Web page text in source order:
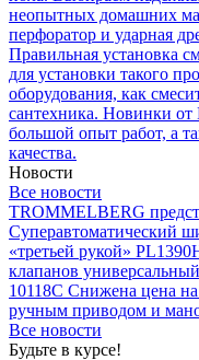
неопытных домашних
перфоратор и ударная
Правильная установка
для установки такого
оборудования, как
сантехника. Новинки от
большой опыт работ, а
качества.
Новости
Все новости
TROMMELBERG
Суперавтоматический
«третьей рукой»
клапанов
10118C Снижена цена
ручным приводом и
Все новости
Будьте в курсе!